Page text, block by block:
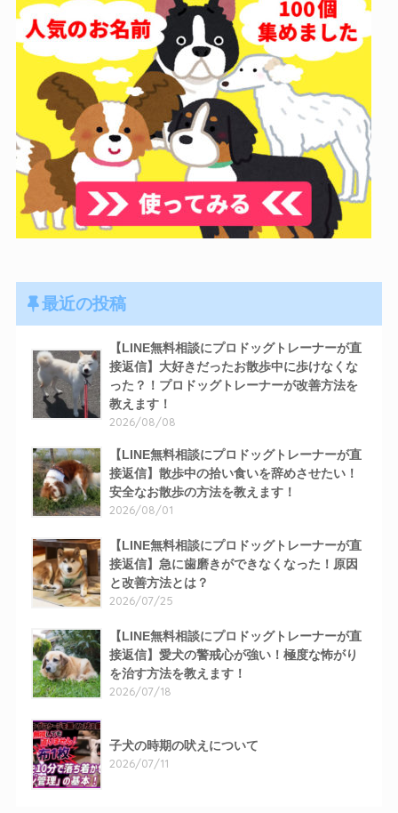
最近の投稿
【LINE無料相談にプロドッグトレーナーが直
接返信】大好きだったお散歩中に歩けなくな
った？！プロドッグトレーナーが改善方法を
教えます！
2026/08/08
【LINE無料相談にプロドッグトレーナーが直
接返信】散歩中の拾い食いを辞めさせたい！
安全なお散歩の方法を教えます！
2026/08/01
【LINE無料相談にプロドッグトレーナーが直
接返信】急に歯磨きができなくなった！原因
と改善方法とは？
2026/07/25
【LINE無料相談にプロドッグトレーナーが直
接返信】愛犬の警戒心が強い！極度な怖がり
を治す方法を教えます！
2026/07/18
子犬の時期の吠えについて
2026/07/11